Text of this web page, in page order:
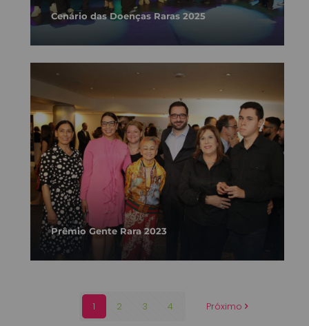
Cenário das Doenças Raras 2025
Prêmio Gente Rara 2023
1 2 3 4 Próximo